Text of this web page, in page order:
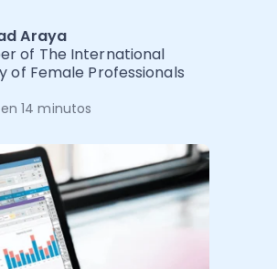
Empresarial
y Administración
Araya
of The International
of Female Professionals
14 minutos